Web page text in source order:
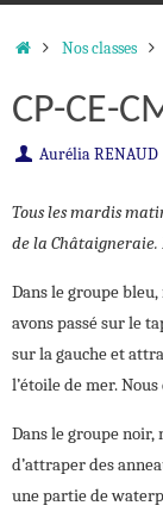
AccueilNos classes
CP-CE-
Aurélia RENAUD
Tous les mardis
de la
Dans le groupe
avons passé sur le
sur la gauche et
l’étoile de mer.
Dans le groupe noir,
d’attraper des
une partie de